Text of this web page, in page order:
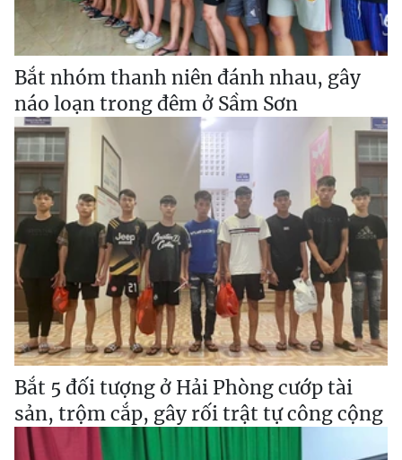
Bắt nhóm thanh niên đánh nhau, gây
náo loạn trong đêm ở Sầm Sơn
Bắt 5 đối tượng ở Hải Phòng cướp tài
sản, trộm cắp, gây rối trật tự công cộng